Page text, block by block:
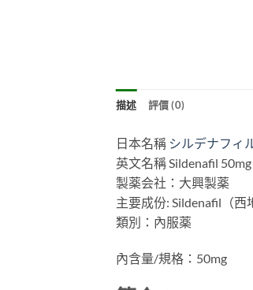
描述 評價 (0)
日本名稱 シルデナフィ
英文名稱 Sildenafil
製薬会社：大興製薬
主要成份: Sildenafil（西
類別：內服薬
內含量/規格：50mg